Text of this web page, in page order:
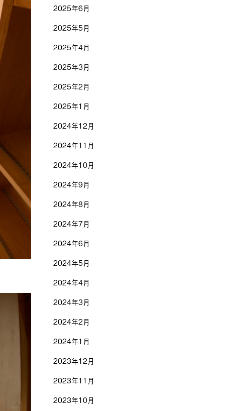
2025年6月
2025年5月
2025年4月
2025年3月
2025年2月
2025年1月
2024年12月
2024年11月
2024年10月
2024年9月
2024年8月
2024年7月
2024年6月
2024年5月
2024年4月
2024年3月
2024年2月
2024年1月
2023年12月
2023年11月
2023年10月